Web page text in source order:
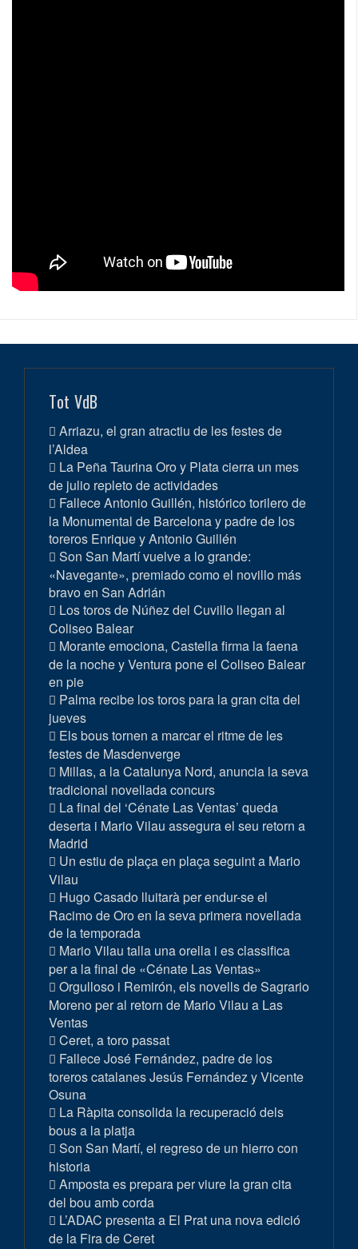
Tot VdB
Arriazu, el gran atractiu de les festes de
l’Aldea
La Peña Taurina Oro y Plata cierra un mes
de julio repleto de actividades
Fallece Antonio Guillén, histórico torilero de
la Monumental de Barcelona y padre de los
toreros Enrique y Antonio Guillén
Son San Martí vuelve a lo grande:
«Navegante», premiado como el novillo más
bravo en San Adrián
Los toros de Núñez del Cuvillo llegan al
Coliseo Balear
Morante emociona, Castella firma la faena
de la noche y Ventura pone el Coliseo Balear
en pie
Palma recibe los toros para la gran cita del
jueves
Els bous tornen a marcar el ritme de les
festes de Masdenverge
Millas, a la Catalunya Nord, anuncia la seva
tradicional novellada concurs
La final del ‘Cénate Las Ventas’ queda
deserta i Mario Vilau assegura el seu retorn a
Madrid
Un estiu de plaça en plaça seguint a Mario
Vilau
Hugo Casado lluitarà per endur-se el
Racimo de Oro en la seva primera novellada
de la temporada
Mario Vilau talla una orella i es classifica
per a la final de «Cénate Las Ventas»
Orgulloso i Remirón, els novells de Sagrario
Moreno per al retorn de Mario Vilau a Las
Ventas
Ceret, a toro passat
Fallece José Fernández, padre de los
toreros catalanes Jesús Fernández y Vicente
Osuna
La Ràpita consolida la recuperació dels
bous a la platja
Son San Martí, el regreso de un hierro con
historia
Amposta es prepara per viure la gran cita
del bou amb corda
L’ADAC presenta a El Prat una nova edició
de la Fira de Ceret